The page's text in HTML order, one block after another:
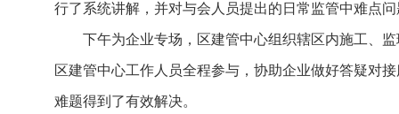
行了系统讲解，并对与会人员提出的日常监管中难点
下午为企业专场，区建管中心组织辖区内施工、
区建管中心工作人员全程参与，协助企业做好答疑对
难题得到了有效解决。